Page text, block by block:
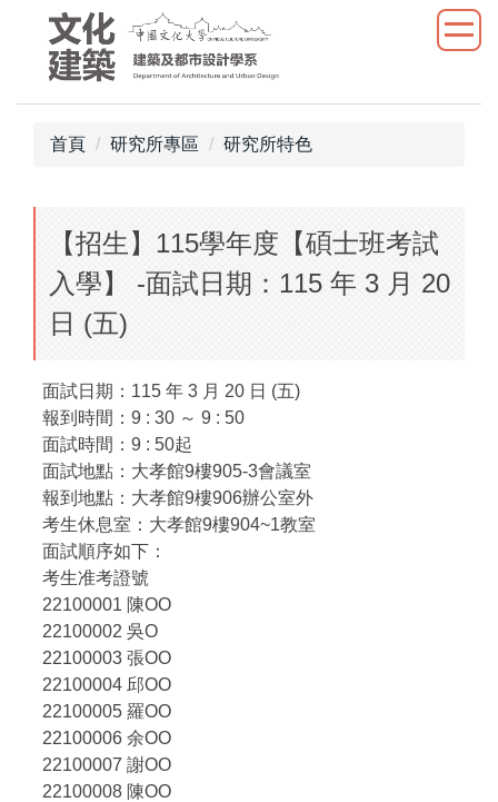
首頁 研究所專區 研究所特色
【招生】115學年度【碩士班考試
入學】 -面試日期：115 年 3 月 20
日 (五)
面試日期：115 年 3 月 20 日 (五)
報到時間：9 : 30 ～ 9 : 50
面試時間：9 : 50起
面試地點：大孝館9樓905-3會議室
報到地點：大孝館9樓906辦公室外
考生休息室：大孝館9樓904~1教室
面試順序如下：
考生准考證號
22100001 陳OO
22100002 吳O
22100003 張OO
22100004 邱OO
22100005 羅OO
22100006 余OO
22100007 謝OO
22100008 陳OO